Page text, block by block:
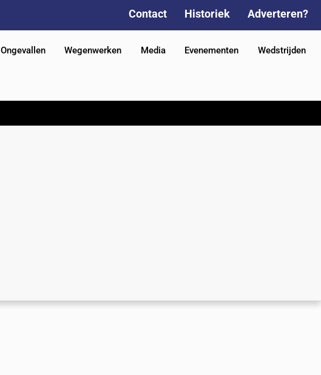
Contact Historiek Adverteren?
Ongevallen Wegenwerken Media Evenementen Wedstrijden